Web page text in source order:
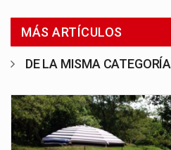
MÁS ARTÍCULOS
DE LA MISMA CATEGORÍA